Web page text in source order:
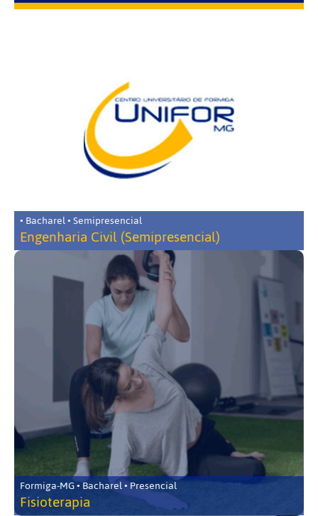
• Bacharel • Semipresencial
Engenharia Civil (Semipresencial)
Formiga-MG • Bacharel • Presencial
Fisioterapia